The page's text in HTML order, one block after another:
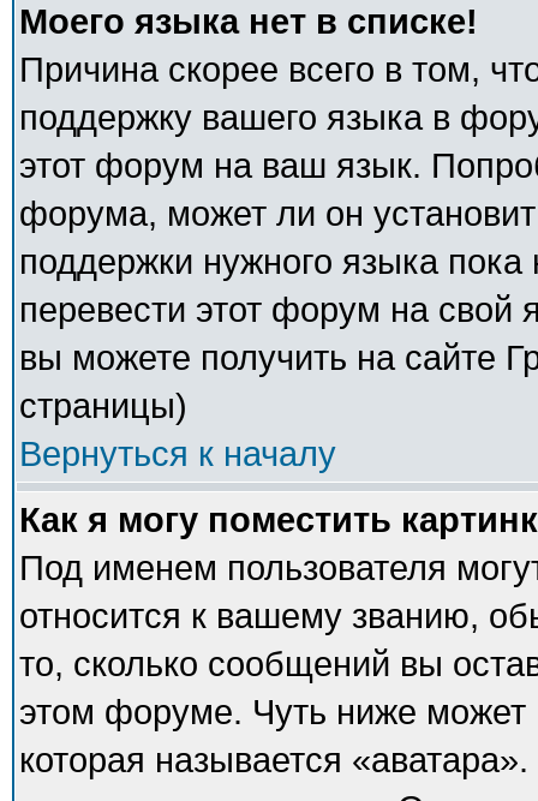
Моего языка нет в списке!
Причина скорее всего в том,
поддержку вашего языка в
этот форум на ваш язык.
форума, может ли он
поддержки нужного языка
перевести этот форум на
вы можете получить на сайте
страницы)
Вернуться к началу
Как я могу поместить
Под именем пользователя
относится к вашему званию,
то, сколько сообщений вы
этом форуме. Чуть ниже может
которая называется